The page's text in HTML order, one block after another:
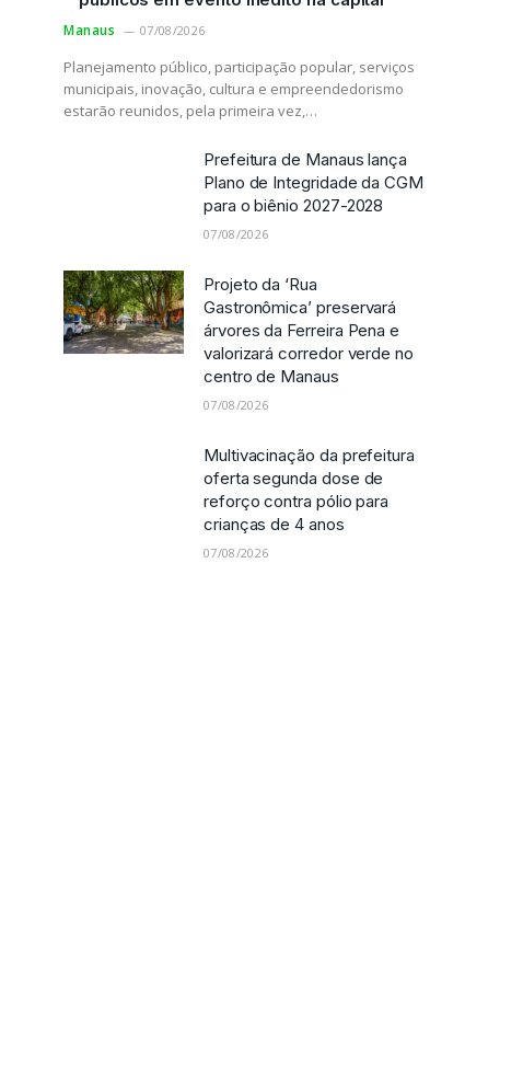
públicos em evento inédito na capital
Planejamento público, participação popular, serviços
municipais, inovação, cultura e empreendedorismo
estarão reunidos, pela primeira vez,…
Prefeitura de Manaus lança
Plano de Integridade da CGM
para o biênio 2027-2028
Projeto da ‘Rua
Gastronômica’ preservará
árvores da Ferreira Pena e
valorizará corredor verde no
centro de Manaus
Multivacinação da prefeitura
oferta segunda dose de
reforço contra pólio para
crianças de 4 anos